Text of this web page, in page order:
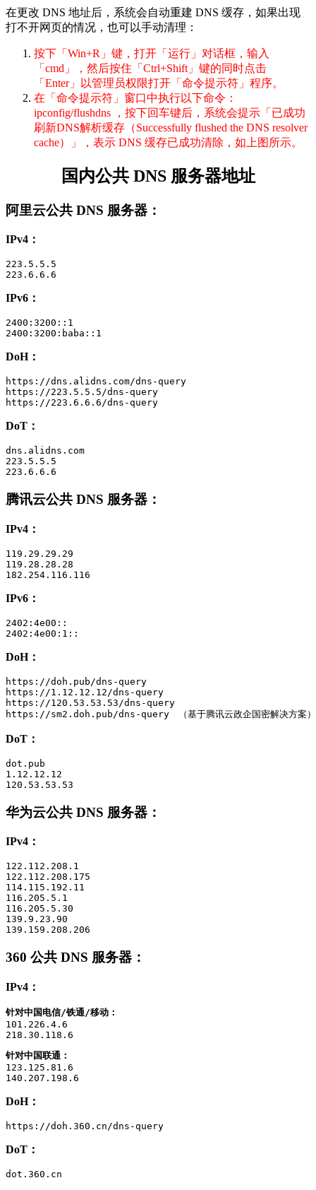
在更改 DNS 地址后，系统会自动重建 DNS 缓存，如果出现
打不开网页的情况，也可以手动清理：
按下「Win+R」键，打开「运行」对话框，输入
「cmd」，然后按住「Ctrl+Shift」键的同时点击
「Enter」以管理员权限打开「命令提示符」程序。
在「命令提示符」窗口中执行以下命令：
ipconfig/flushdns ，按下回车键后，系统会提示「已成功
刷新DNS解析缓存（Successfully flushed the DNS resolver
cache）」，表示 DNS 缓存已成功清除，如上图所示。
国内公共 DNS 服务器地址
阿里云公共 DNS 服务器 ：
IPv4：
223.5.5.5
223.6.6.6
IPv6：
2400:3200::1
2400:3200:baba::1
DoH：
https://dns.alidns.com/dns-query
https://223.5.5.5/dns-query
https://223.6.6.6/dns-query
DoT：
dns.alidns.com
223.5.5.5
223.6.6.6
腾讯云公共 DNS 服务器 ：
IPv4：
119.29.29.29
119.28.28.28
182.254.116.116
IPv6：
2402:4e00::
2402:4e00:1::
DoH：
https://doh.pub/dns-query
https://1.12.12.12/dns-query
https://120.53.53.53/dns-query
https://sm2.doh.pub/dns-query　（基于腾讯云政企国密解决方案）
DoT：
dot.pub
1.12.12.12
120.53.53.53
华为云公共 DNS 服务器 ：
IPv4：
122.112.208.1
122.112.208.175
114.115.192.11
116.205.5.1
116.205.5.30
139.9.23.90
139.159.208.206
360 公共 DNS 服务器 ：
IPv4：
针对中国电信/铁通/移动：
101.226.4.6
218.30.118.6
针对中国联通：
123.125.81.6
140.207.198.6
DoH：
https://doh.360.cn/dns-query
DoT：
dot.360.cn